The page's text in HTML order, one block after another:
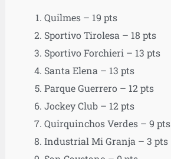
Quilmes – 19 pts
Sportivo Tirolesa – 18 pts
Sportivo Forchieri – 13 pts
Santa Elena – 13 pts
Parque Guerrero – 12 pts
Jockey Club – 12 pts
Quirquinchos Verdes – 9 pts
Industrial Mi Granja – 3 pts